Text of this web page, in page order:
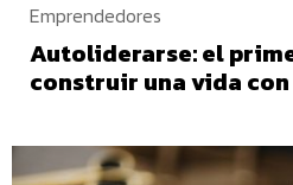
Emprendedores
Autoliderarse: el
construir una vida